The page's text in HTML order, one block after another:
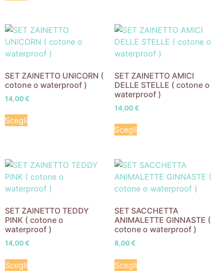
SET ZAINETTO UNICORN (
cotone o waterproof )
14,00€
Scegli
SET ZAINETTO AMICI
DELLE STELLE ( cotone o
waterproof )
14,00€
Scegli
SET ZAINETTO TEDDY
PINK ( cotone o
waterproof )
14,00€
Scegli
SET SACCHETTA
ANIMALETTE GINNASTE (
cotone o waterproof )
8,00€
Scegli